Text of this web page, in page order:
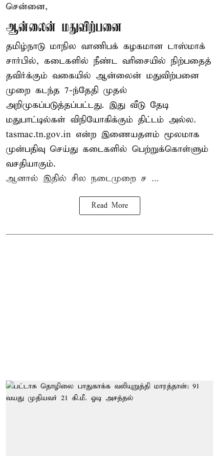
சென்னை,
ஆன்லைன் மதுவிற்பனை
தமிழ்நாடு மாநில வாணிபக் கழகமான டாஸ்மாக்
சார்பில், கடைகளில் நீண்ட வரிசையில் நிற்பதைத்
தவிர்க்கும் வகையில் ஆன்லைன் மதுவிற்பனை
முறை கடந்த 7-ந்தேதி முதல்
அறிமுகப்படுத்தப்பட்டது. இது வீடு தேடி
மதுபாட்டில்கள் விநியோகிக்கும் திட்டம் அல்ல.
tasmac.tn.gov.in என்ற இணையதளம் மூலமாக
முன்பதிவு செய்து கடைகளில் பெற்றுக்கொள்ளும்
வசதியாகும்.
ஆனால் இதில் சில நடைமுறை ச ...
Read More